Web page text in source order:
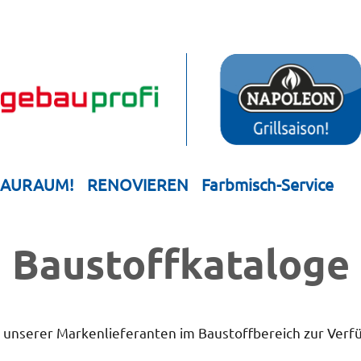
RENOVIEREN Farbmisch-Service
Bau­stoff­­ka­ta­loge
Markenlieferanten im Baustoffbereich zur